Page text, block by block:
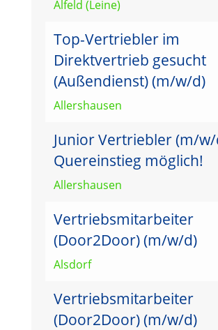
Alfeld (Leine)
Top-Vertriebler im
Direktvertrieb gesucht
(Außendienst) (m/w/d)
Allershausen
Junior Vertriebler (m/w/
Quereinstieg möglich!
Allershausen
Vertriebsmitarbeiter
(Door2Door) (m/w/d)
Alsdorf
Vertriebsmitarbeiter
(Door2Door) (m/w/d)